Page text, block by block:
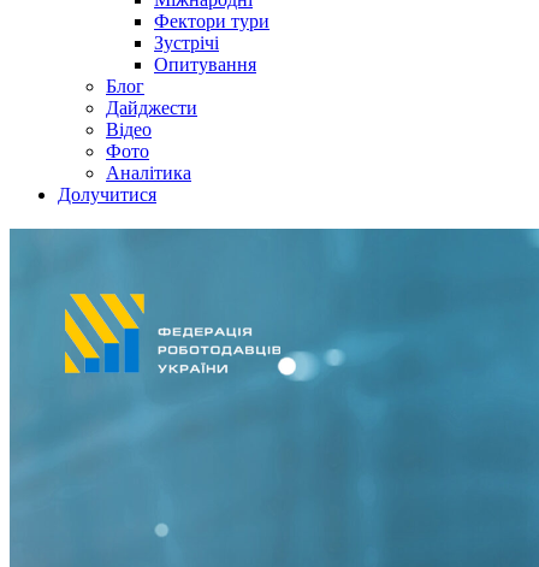
Фектори тури
Зустрічі
Опитування
Блог
Дайджести
Відео
Фото
Аналітика
Долучитися